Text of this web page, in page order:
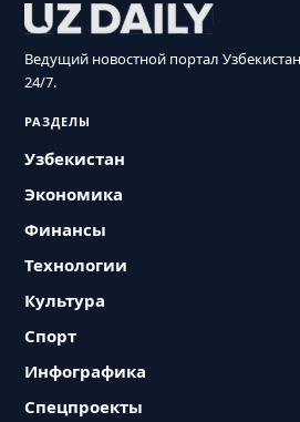
Ведущий новостной портал
24/7.
РАЗДЕЛЫ
Узбекистан
Экономика
Финансы
Технологии
Культура
Спорт
Инфографика
Спецпроекты